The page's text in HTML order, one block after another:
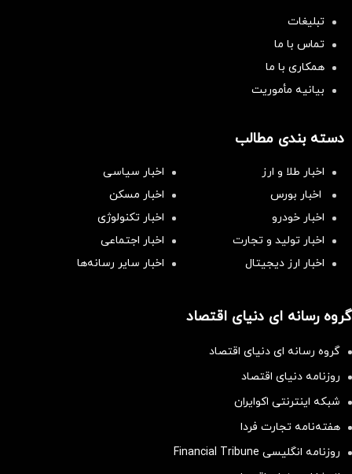
تبلیغات
تماس با ما
همکاری با ما
بیانیه مأموریت
دسته بندی مطالب
اخبار طلا و ارز
اخبار سیاسی
اخبار بورس
اخبار مسکن
اخبار خودرو
اخبار تکنولوژی
اخبار تولید و تجارت
اخبار اجتماعی
اخبار ارز دیجیتال
اخبار سایر رسانه‌‌ها
گروه رسانه ای دنیای اقتصاد
گروه رسانه ای دنیای اقتصاد
روزنامه دنیای اقتصاد
شبکه اینترنتی اکوایران
هفته‌نامه تجارت فردا
روزنامه انگلیسی Financial Tribune